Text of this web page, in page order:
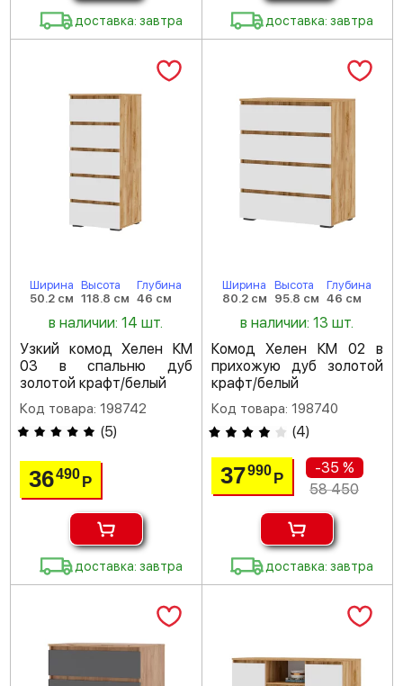
доставка: завтра доставка: завтра
Ширина
50.2 см
Высота
118.8 см
Глубина
46 см
в наличии: 14 шт.
Узкий комод Хелен КМ
03 в спальню дуб
золотой крафт/белый
Код товара: 198742
(5)
36490Р
доставка: завтра
Ширина
80.2 см
Высота
95.8 см
Глубина
46 см
в наличии: 13 шт.
Комод Хелен КМ 02 в
прихожую дуб золотой
крафт/белый
Код товара: 198740
(4)
37990 Р
-35 %
58 450
доставка: завтра